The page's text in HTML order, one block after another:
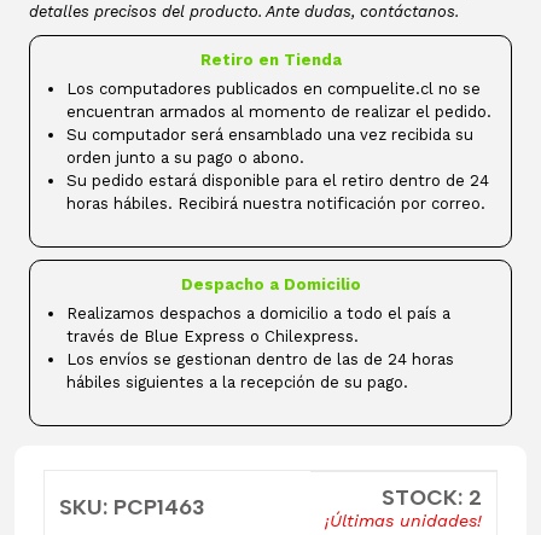
detalles precisos del producto. Ante dudas, contáctanos.
Retiro en Tienda
Los computadores publicados en compuelite.cl no se
encuentran armados al momento de realizar el pedido.
Su computador será ensamblado una vez recibida su
orden junto a su pago o abono.
Su pedido estará disponible para el retiro dentro de 24
horas hábiles. Recibirá nuestra notificación por correo.
Despacho a Domicilio
Realizamos despachos a domicilio a todo el país a
través de Blue Express o Chilexpress.
Los envíos se gestionan dentro de las de 24 horas
hábiles siguientes a la recepción de su pago.
SKU: PCP1463 STOCK: 2
¡Últimas unidades!